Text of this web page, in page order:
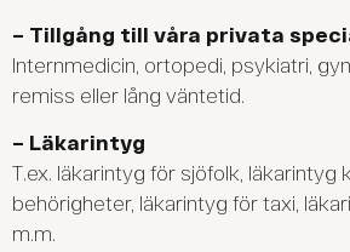
– Tillgång till våra privata
Internmedicin, ortopedi, psykiatri,
remiss eller lång väntetid.
– Läkarintyg
T.ex. läkarintyg för sjöfolk, läkarintyg
behörigheter, läkarintyg för taxi,
m.m.